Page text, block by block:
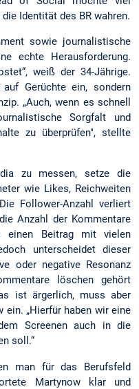
Identität des BR wahren.
sowie journalistische
echte Herausforderung.
weiß der 34-Jährige.
Gerüchte ein, sondern
„Auch, wenn es schnell
Sorgfalt und
zu überprüfen", stellte
zu messen, setze die
wie Likes, Reichweiten
Follower-Anzahl verliert
Anzahl der Kommentare
einen Beitrag mit vielen
unterscheidet dieser
oder negative Resonanz
löschen gehört
ist ärgerlich, muss aber
ein. „Hierfür haben wir eine
Screenen auch in die
soll.“
man für das Berufsfeld
Martynow klar und